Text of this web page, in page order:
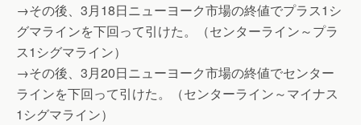
→その後、3月18日ニューヨーク市場の終値でプラス1シ
グマラインを下回って引けた。（センターライン～プラ
ス1シグマライン）
→その後、3月20日ニューヨーク市場の終値でセンター
ラインを下回って引けた。（センターライン～マイナス
1シグマライン）